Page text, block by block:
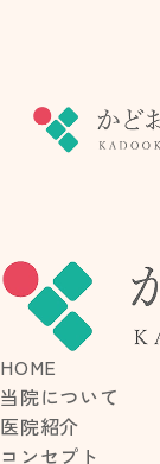
HOME
当院について
医院紹介
コンセプト